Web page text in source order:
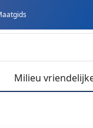
Milieu